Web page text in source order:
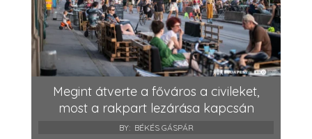
Megint átverte a főváros a civileket,
most a rakpart lezárása kapcsán
BY: BÉKÉS GÁSPÁR